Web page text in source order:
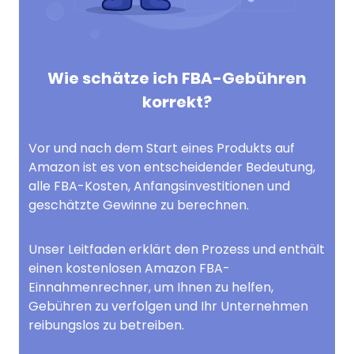
Wie schätze ich FBA-Gebühren
korrekt?
Vor und nach dem Start eines Produkts auf
Amazon ist es von entscheidender Bedeutung,
alle FBA-Kosten, Anfangsinvestitionen und
geschätzte Gewinne zu berechnen.
Unser Leitfaden erklärt den Prozess und enthält
einen kostenlosen Amazon FBA-
Einnahmenrechner, um Ihnen zu helfen,
Gebühren zu verfolgen und Ihr Unternehmen
reibungslos zu betreiben.